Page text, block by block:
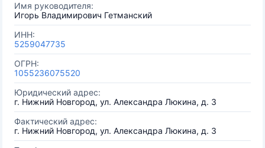
Имя руководителя:
Игорь Владимирович Гетманский
ИНН:
5259047735
ОГРН:
1055236075520
Юридический адрес:
г. Нижний Новгород, ул. Александра Люкина, д. 3
Фактический адрес:
г. Нижний Новгород, ул. Александра Люкина, д. 3